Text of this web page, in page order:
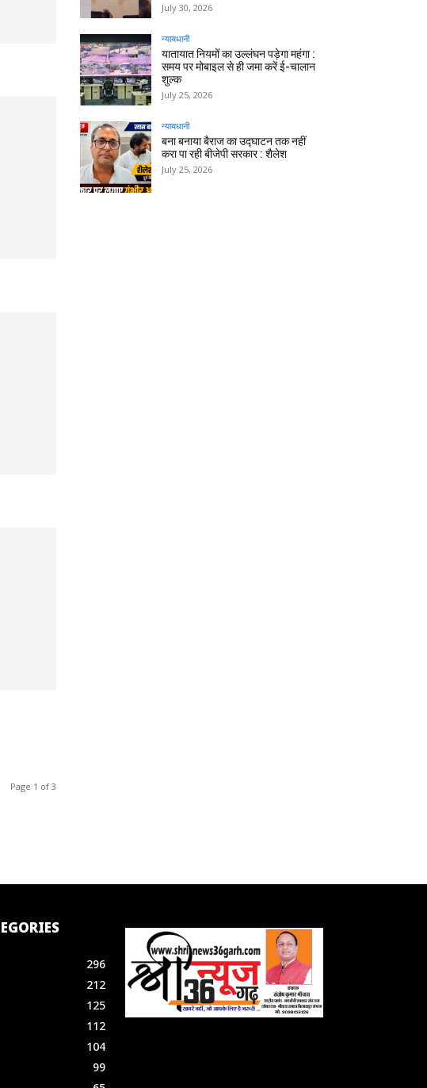
Page 1 of 3
July 30, 2026
न्यायधानी
यातायात नियमों का उल्लंघन पड़ेगा महंगा :
समय पर मोबाइल से ही जमा करें ई-चालान
शुल्क
July 25, 2026
न्यायधानी
बना बनाया बैराज का उद्घाटन तक नहीं
करा पा रही बीजेपी सरकार : शैलेश
July 25, 2026
296
212
125
112
104
99